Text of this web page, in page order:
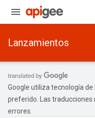
Lanzamientos
Google utiliza tecnología
preferido. Las
errores.